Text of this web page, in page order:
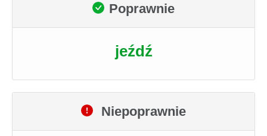
Poprawnie
jeźdź
Niepoprawnie